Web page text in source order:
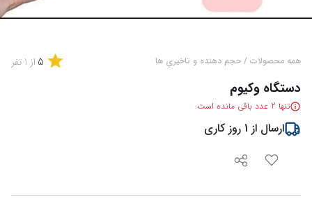
همه محصولات / حجم دهنده و تاخيري ها 5 از 1 نفر
دستگاه وکیوم
تنها 2 عدد باقی مانده است.
ارسال از 1 روز کاری